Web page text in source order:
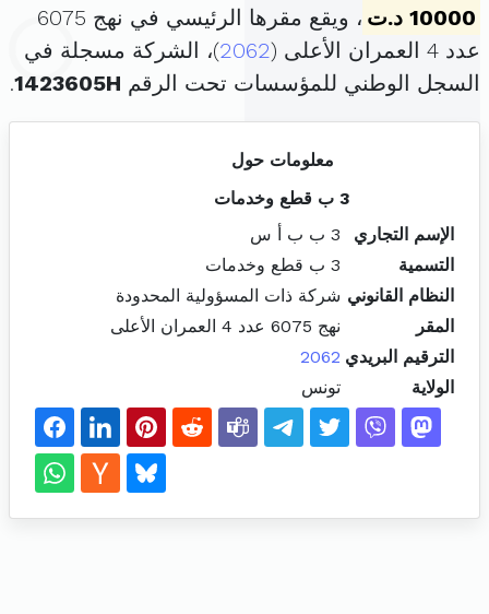
10000 د.ت
، ويقع مقرها الرئيسي في نهج 6075
عدد 4 العمران الأعلى (
2062)، الشركة مسجلة في
السجل الوطني للمؤسسات تحت الرقم 1423605H
.
معلومات حول
3 ب قطع وخدمات
الإسم التجاري
3 ب ب أ س
التسمية
3 ب قطع وخدمات
النظام القانوني شركة ذات المسؤولية المحدودة
المقر
نهج 6075 عدد 4 العمران الأعلى
الترقيم البريدي 2062
الولاية
تونس